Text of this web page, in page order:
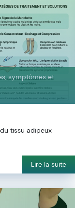
symptômes et
tissu adipeux
Lire la suite